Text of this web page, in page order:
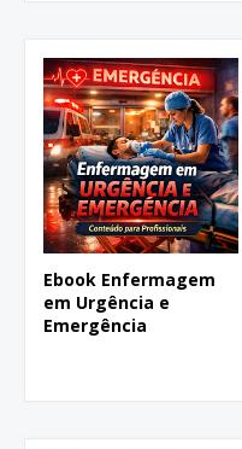
Ebook Enfermagem
em Urgência e
Emergência